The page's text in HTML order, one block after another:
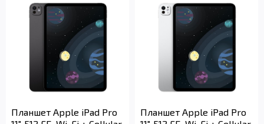
Планшет Apple iPad Pro
Планшет Apple iPad Pro